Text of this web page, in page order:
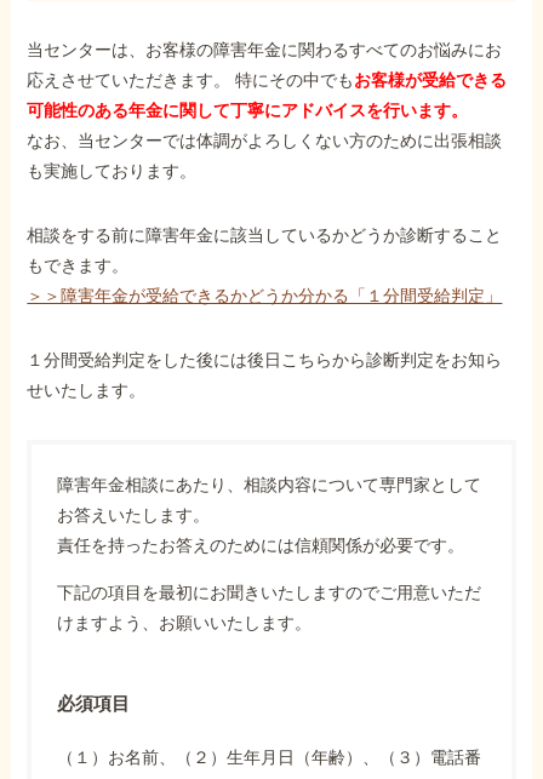
当センターは、お客様の障害年金に関わるすべてのお悩みにお
応えさせていただきます。 特にその中でもお客様が受給できる
可能性のある年金に関して丁寧にアドバイスを行います。
なお、当センターでは体調がよろしくない方のために出張相談
も実施しております。
相談をする前に障害年金に該当しているかどうか診断すること
もできます。
＞＞障害年金が受給できるかどうか分かる「１分間受給判定」
１分間受給判定をした後には後日こちらから診断判定をお知ら
せいたします。
障害年金相談にあたり、相談内容について専門家として
お答えいたします。
責任を持ったお答えのためには信頼関係が必要です。
下記の項目を最初にお聞きいたしますのでご用意いただ
けますよう、お願いいたします。
必須項目
（１）お名前、（２）生年月日（年齢）、（３）電話番